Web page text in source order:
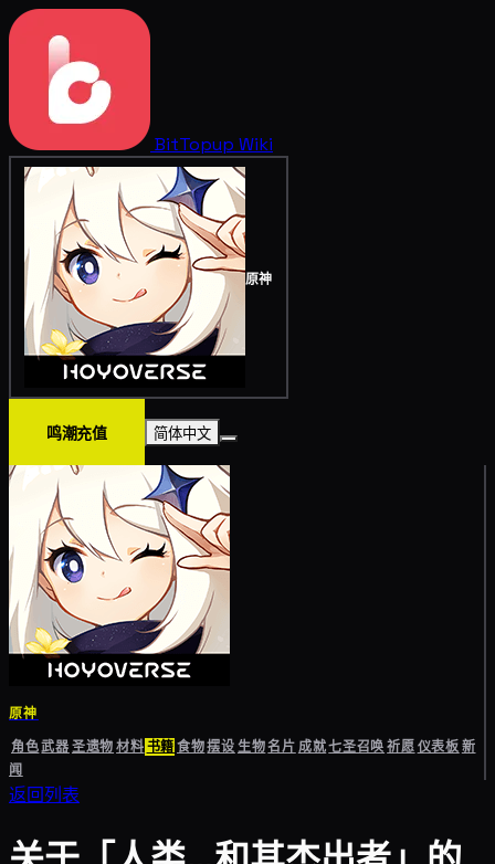
BitTopup Wiki
原神
鸣潮充值 简体中文
原神
角色武器圣遗物材料书籍食物摆设生物名片成就七圣召唤祈愿仪表板新
闻
返回列表